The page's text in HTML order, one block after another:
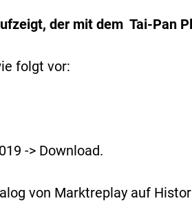
der mit dem Tai-Pan
folgt vor:
-> Download.
von Marktreplay auf